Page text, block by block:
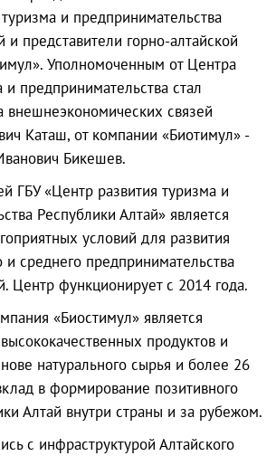
и предпринимательства
и представители горно-алтайской
Уполномоченным от Центра
и предпринимательства стал
внешнеэкономических связей
Каташ, от компании «Биотимул» -
Бикешев.
ГБУ «Центр развития туризма и
Республики Алтай» является
условий для развития
и среднего предпринимательства
Центр функционирует с 2014 года.
«Биостимул» является
продуктов и
натурального сырья и более 26
в формирование позитивного
Алтай внутри страны и за рубежом.
с инфраструктурой Алтайского